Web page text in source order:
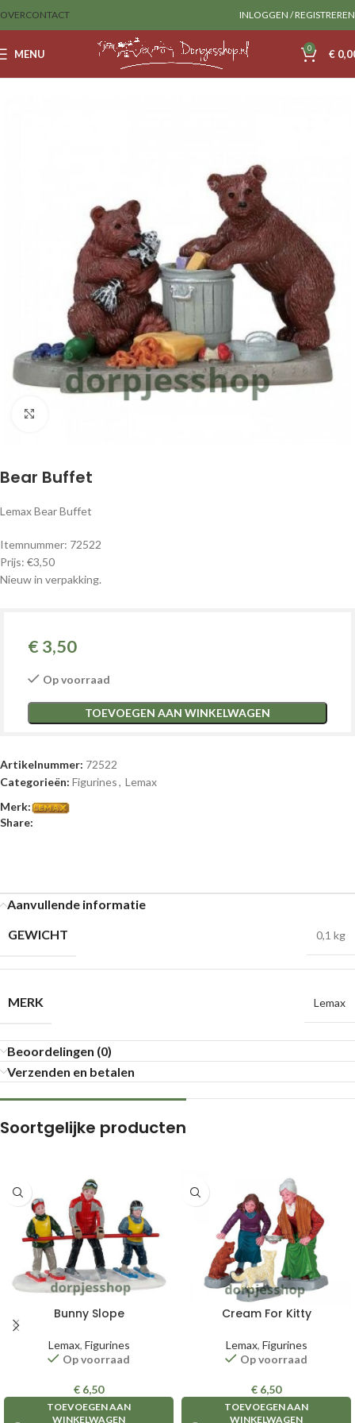
OVERCONTACT INLOGGEN / REGISTREREN
MENU 0 €
Bear Buffet
Lemax Bear Buffet
Itemnummer: 72522
Prijs: €3,50
Nieuw in verpakking.
€ 3,50
Op voorraad
TOEVOEGEN AAN WINKELWAGEN
Artikelnummer: 72522
Categorieën: Figurines, Lemax
Merk:
Share:
Aanvullende informatie
GEWICHT
0,1 kg
MERK Lemax
Beoordelingen (0)
Verzenden en betalen
Soortgelijke producten
Bunny Slope
Lemax, Figurines
Op voorraad
€ 6,50
TOEVOEGEN AAN
WINKELWAGEN
Cream For Kitty
Lemax, Figurines
Op voorraad
€ 6,50
TOEVOEGEN AAN
WINKELWAGEN